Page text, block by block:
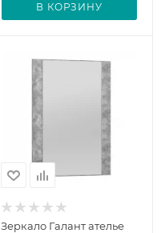
В КОРЗИНУ
Зеркало Галант ателье